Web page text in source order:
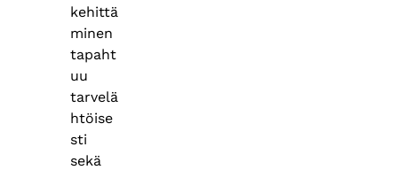
kehittä
minen
tapaht
uu
tarvelä
htöise
sti
sekä